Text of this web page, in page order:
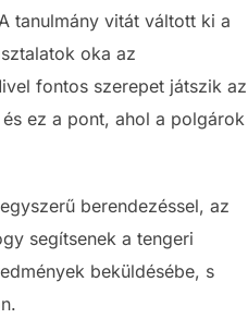
tanulmány vitát váltott ki a
oka az
fontos szerepet játszik az
ez a pont, ahol a polgárok
berendezéssel, az
segítsenek a tengeri
beküldésébe, s